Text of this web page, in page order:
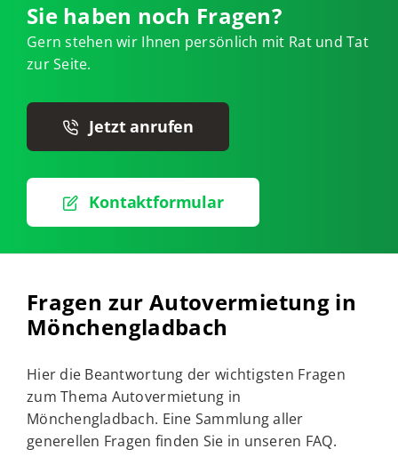
Sie haben noch Fragen?
Gern stehen wir Ihnen persönlich mit Rat und Tat
zur Seite.
Jetzt anrufen
Kontaktformular
Fragen zur Autovermietung in
Mönchengladbach
Hier die Beantwortung der wichtigsten Fragen
zum Thema Autovermietung in
Mönchengladbach. Eine Sammlung aller
generellen Fragen finden Sie in unseren FAQ.